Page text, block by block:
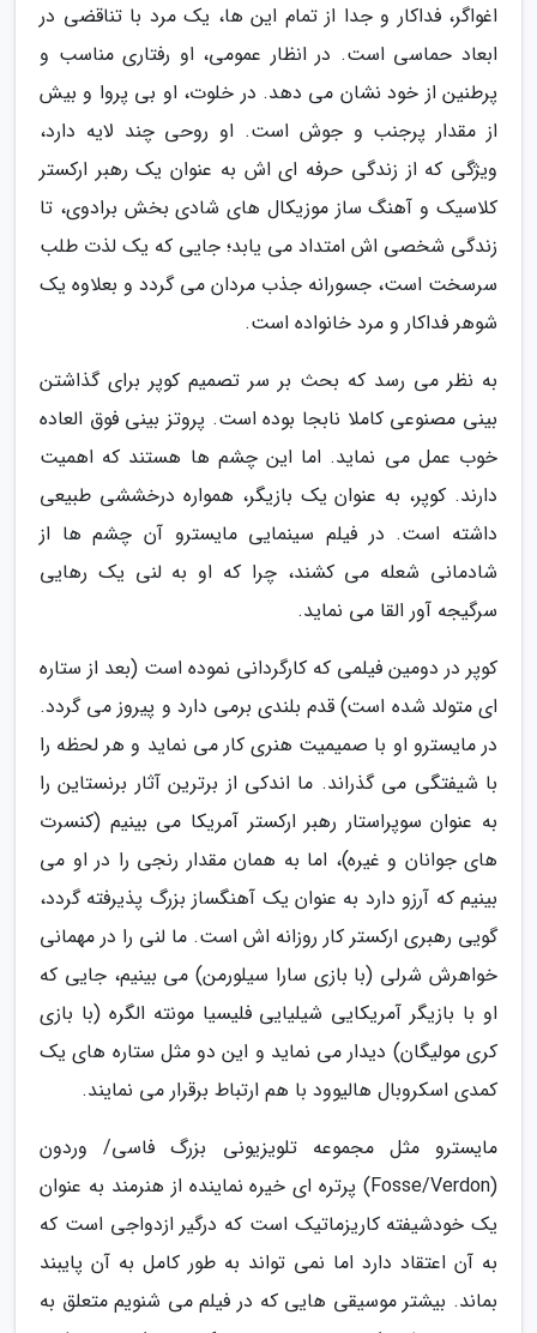
اغواگر، فداکار و جدا از تمام این ها، یک مرد با تناقضی در
ابعاد حماسی است. در انظار عمومی، او رفتاری مناسب و
پرطنین از خود نشان می دهد. در خلوت، او بی پروا و بیش
از مقدار پرجنب و جوش است. او روحی چند لایه دارد،
ویژگی که از زندگی حرفه ای اش به عنوان یک رهبر ارکستر
کلاسیک و آهنگ ساز موزیکال های شادی بخش برادوی، تا
زندگی شخصی اش امتداد می یابد؛ جایی که یک لذت طلب
سرسخت است، جسورانه جذب مردان می گردد و بعلاوه یک
شوهر فداکار و مرد خانواده است.
به نظر می رسد که بحث بر سر تصمیم کوپر برای گذاشتن
بینی مصنوعی کاملا نابجا بوده است. پروتز بینی فوق العاده
خوب عمل می نماید. اما این چشم ها هستند که اهمیت
دارند. کوپر، به عنوان یک بازیگر، همواره درخششی طبیعی
داشته است. در فیلم سینمایی مایسترو آن چشم ها از
شادمانی شعله می کشند، چرا که او به لنی یک رهایی
سرگیجه آور القا می نماید.
کوپر در دومین فیلمی که کارگردانی نموده است (بعد از ستاره
ای متولد شده است) قدم بلندی برمی دارد و پیروز می گردد.
در مایسترو او با صمیمیت هنری کار می نماید و هر لحظه را
با شیفتگی می گذراند. ما اندکی از برترین آثار برنستاین را
به عنوان سوپراستار رهبر ارکستر آمریکا می بینیم (کنسرت
های جوانان و غیره)، اما به همان مقدار رنجی را در او می
بینیم که آرزو دارد به عنوان یک آهنگساز بزرگ پذیرفته گردد،
گویی رهبری ارکستر کار روزانه اش است. ما لنی را در مهمانی
خواهرش شرلی (با بازی سارا سیلورمن) می بینیم، جایی که
او با بازیگر آمریکایی شیلیایی فلیسیا مونته الگره (با بازی
کری مولیگان) دیدار می نماید و این دو مثل ستاره های یک
کمدی اسکروبال هالیوود با هم ارتباط برقرار می نمایند.
مایسترو مثل مجموعه تلویزیونی بزرگ فاسی/ وردون
(Fosse/Verdon) پرتره ای خیره نماینده از هنرمند به عنوان
یک خودشیفته کاریزماتیک است که درگیر ازدواجی است که
به آن اعتقاد دارد اما نمی تواند به طور کامل به آن پایبند
بماند. بیشتر موسیقی هایی که در فیلم می شنویم متعلق به